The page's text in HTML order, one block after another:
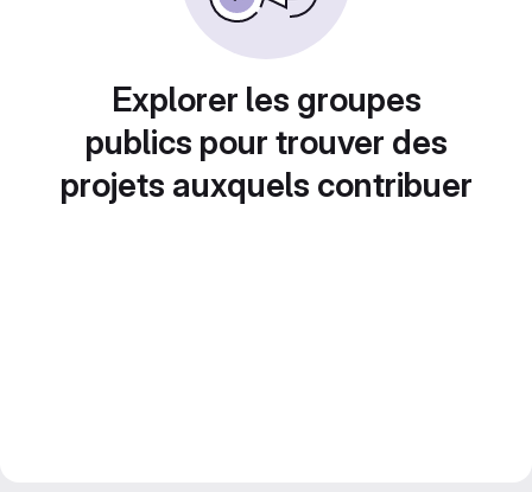
Explorer les groupes
publics pour trouver des
projets auxquels contribuer